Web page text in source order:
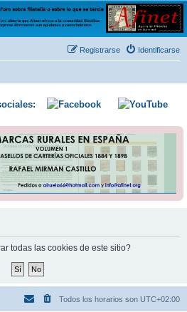
Ágora de Filatelia es un foro abierto que Afinet
para que exprese libremente sus opiniones y
Identificarse
Registrarse
todas las cookies de este sitio?
Todos los horarios son UTC+02:00